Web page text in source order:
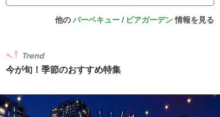
他のバーベキュー/ ビアガーデン情報を見る
今が旬！季節のおすすめ特集
Trend